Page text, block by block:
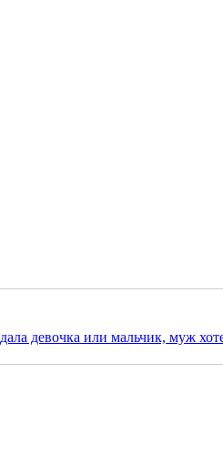
девочка или мальчик, муж